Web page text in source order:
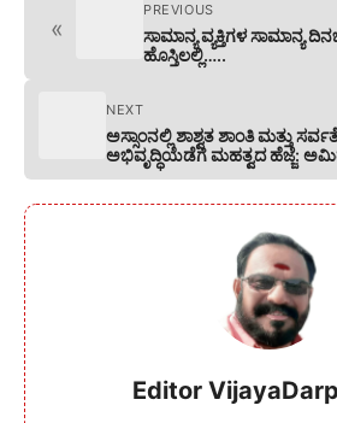
«
PREVIOUS
ಸಾಮಾನ್ಯ ವ್ಯಕ್ತಿಗಳ ಸಾಮಾನ್ಯ
ಹೊಸ್ತಿಲಲ್ಲಿ…..
NEXT
ಅಸ್ಸಾಂನಲ್ಲಿ ಶಾಶ್ವತ ಶಾಂತಿ ಮತ್ತು
ಅಭಿವೃದ್ಧಿಯೆಡೆಗೆ ಮಹತ್ವದ ಹೆಜ್ಜೆ:
Editor